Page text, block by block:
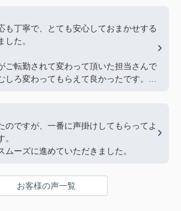
も丁寧で、とても安心しておまかせする
した。
ご転勤されて変わって頂いた担当さんで
しろ変わってもらえて良かったです。あ
のですが、一番に声掛けしてもらってよ
ムーズに進めていただきました。
お客様の声一覧